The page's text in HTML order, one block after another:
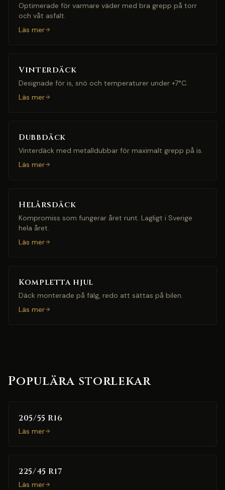
Optimerade för varmare väder med bra grepp på torr
och våt asfalt.
Läs mer
Vinterdäck
Designade för is, snö och temperaturer under +7°C.
Läs mer
Dubbdäck
Vinterdäck med metalldubbar för maximalt grepp på is.
Läs mer
Helårsdäck
Kompromiss som fungerar året runt. Lagligt i Sverige
hela året.
Läs mer
Kompletta hjul
Däck monterade på fälg, redo att sättas på bilen.
Läs mer
Populära storlekar
205/55 R16
Läs mer
225/45 R17
Läs mer